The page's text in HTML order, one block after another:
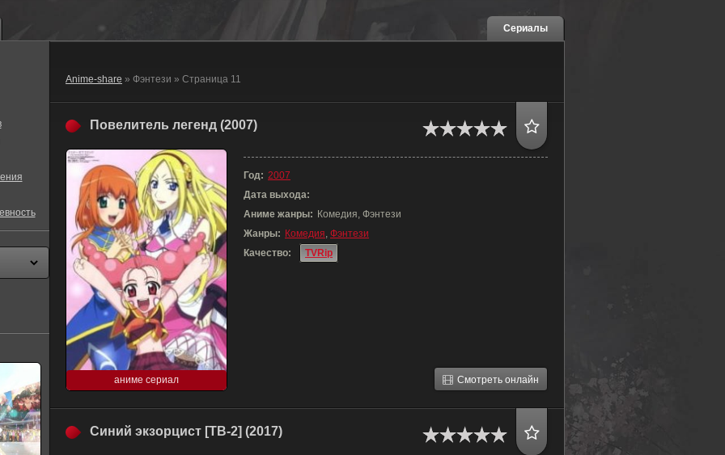
Сериалы
Anime-share » Фэнтези » Страница 11
Повелитель легенд (2007)
аниме сериал
Год: 2007
Дата выхода:
Аниме жанры: Комедия, Фэнтези
Жанры: Комедия, Фэнтези
Качество:
TVRip
Смотреть онлайн
Синий экзорцист [ТВ-2] (2017)